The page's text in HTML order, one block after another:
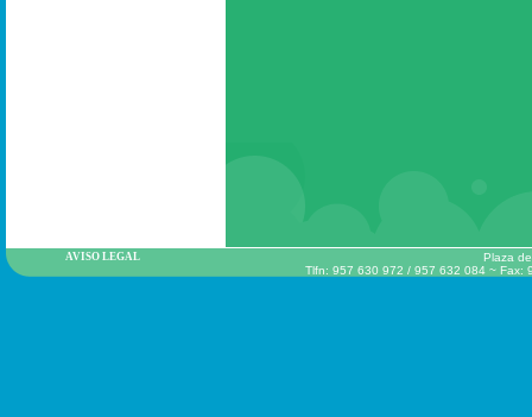
AVISO LEGAL
Plaza
Tlfn: 957 630 972 / 957 632 084 ~ Fax: